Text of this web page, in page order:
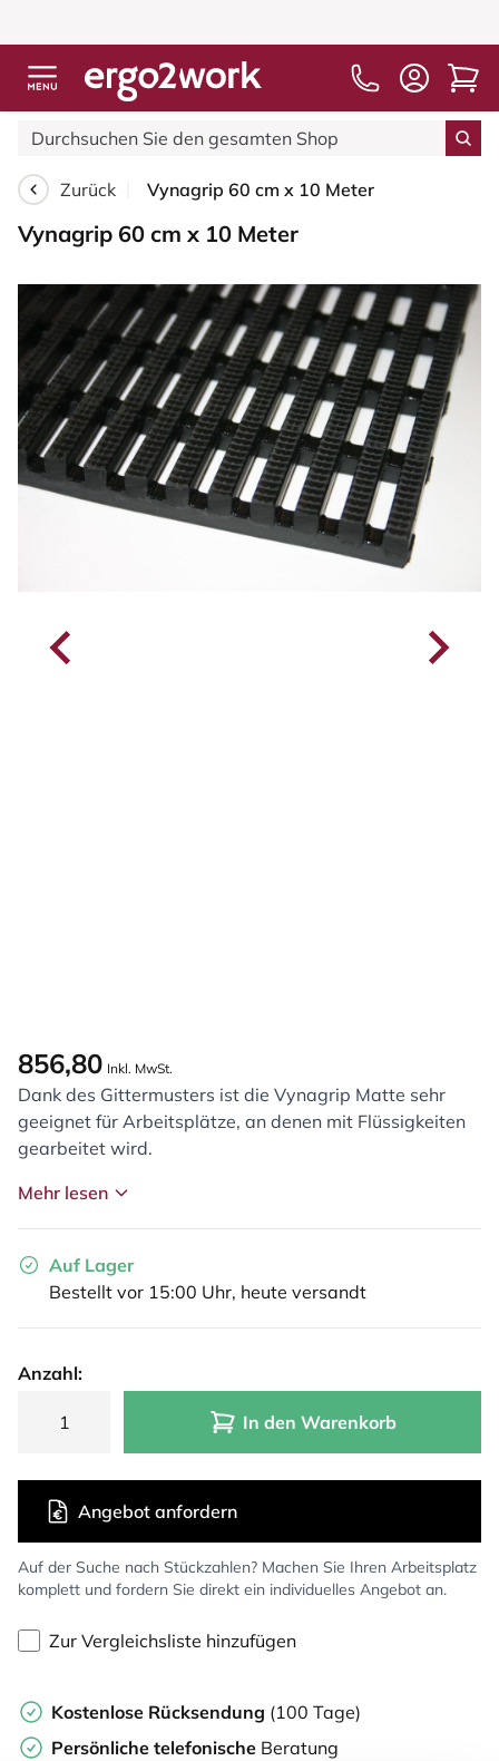
Zurück Vynagrip 60 cm x 10 Meter
Vynagrip 60 cm x 10 Meter
856,80 Inkl. MwSt.
Dank des Gittermusters ist die Vynagrip Matte sehr
geeignet für Arbeitsplätze, an denen mit Flüssigkeiten
gearbeitet wird.
Mehr lesen
Auf Lager
Bestellt vor 15:00 Uhr, heute versandt
Anzahl:
In den Warenkorb
Auf der Suche nach Stückzahlen? Machen Sie Ihren Arbeitsplatz
komplett und fordern Sie direkt ein individuelles Angebot an.
Angebot anfordern
Zur Vergleichsliste hinzufügen
Kostenlose Rücksendung (100 Tage)
Persönliche telefonische Beratung